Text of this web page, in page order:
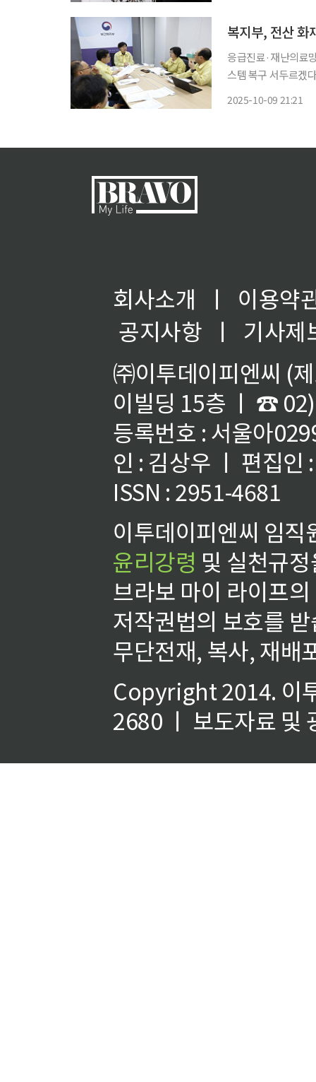
복지부, 전산
응급진료·재난의료
스템 복구 서두르겠다" 보건복지부가 국가정보자원관리원 전산센터 화재로 멈췄
2025-10-09 21:21
회사소개 ㅣ
이용약
공지사항
ㅣ
기사제
㈜이투데이피엔씨 (
이빌딩 15층 ㅣ ☎
등록번호 : 서울아
인 : 김상우 ㅣ 편집인
ISSN : 2951-4681
이투데이피엔씨 임
윤리강령 및 실천규
브라보 마이 라이프
저작권법의 보호를
무단전재, 복사, 재배
Copyright 2014. 이
2680 ㅣ 보도자료